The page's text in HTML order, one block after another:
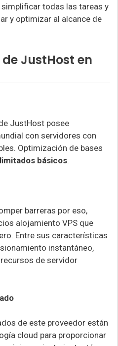
todas las tareas y
y optimizar al alcance de
JustHost en
JustHost posee
con servidores con
Optimización de bases
básicos.
barreras por eso,
alojamiento VPS que
Entre sus características
instantáneo,
de servidor
de este proveedor están
cloud para proporcionar